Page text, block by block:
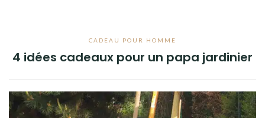
CADEAU POUR HOMME
4 idées cadeaux pour un papa jardinier